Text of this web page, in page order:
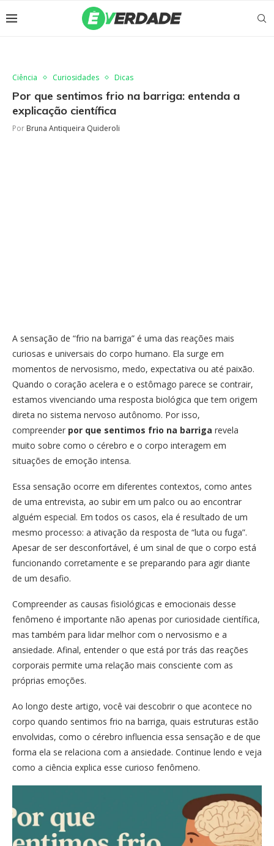
Ciência Curiosidades Dicas
Por que sentimos frio na barriga: entenda a
explicação científica
Por Bruna Antiqueira Quideroli
A sensação de “frio na barriga” é uma das reações mais
curiosas e universais do corpo humano. Ela surge em
momentos de nervosismo, medo, expectativa ou até paixão.
Quando o coração acelera e o estômago parece se contrair,
estamos vivenciando uma resposta biológica que tem origem
direta no sistema nervoso autônomo. Por isso,
compreender por que sentimos frio na barriga revela
muito sobre como o cérebro e o corpo interagem em
situações de emoção intensa.
Essa sensação ocorre em diferentes contextos, como antes
de uma entrevista, ao subir em um palco ou ao encontrar
alguém especial. Em todos os casos, ela é resultado de um
mesmo processo: a ativação da resposta de “luta ou fuga”.
Apesar de ser desconfortável, é um sinal de que o corpo está
funcionando corretamente e se preparando para agir diante
de um desafio.
Compreender as causas fisiológicas e emocionais desse
fenômeno é importante não apenas por curiosidade científica,
mas também para lidar melhor com o nervosismo e a
ansiedade. Afinal, entender o que está por trás das reações
corporais permite uma relação mais consciente com as
próprias emoções.
Ao longo deste artigo, você vai descobrir o que acontece no
corpo quando sentimos frio na barriga, quais estruturas estão
envolvidas, como o cérebro influencia essa sensação e de que
forma ela se relaciona com a ansiedade. Continue lendo e veja
como a ciência explica esse curioso fenômeno.